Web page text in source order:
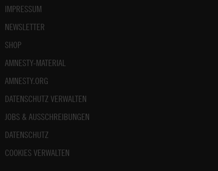
IMPRESSUM
NEWSLETTER
SHOP
AMNESTY-MATERIAL
AMNESTY.ORG
DATENSCHUTZ VERWALTEN
JOBS & AUSSCHREIBUNGEN
DATENSCHUTZ
COOKIES VERWALTEN